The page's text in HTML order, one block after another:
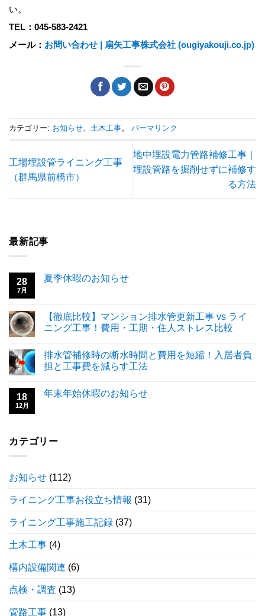
い。
TEL：045-583-2421
メール： お問い合わせ | 扇矢工事株式会社 (ougiyakouji.co.jp)
カテゴリー: お知らせ、 土木工事。 パーマリンク
工場埋設管ライニング工事
（群馬県前橋市）
地中埋設電力管路補修工事｜
埋設管路を掘削せずに補修す
る方法
最新記事
28
7月
夏季休暇のお知らせ
【徹底比較】マンション排水管更新工事 vs ライ
ニング工事！費用・工期・住人ストレス比較
排水管補修時の断水時間と費用を短縮！入居者負
担と工事費を減らす工法
18
12月
年末年始休暇のお知らせ
カテゴリー
お知らせ (112)
ライニング工事お役立ち情報 (31)
ライニング工事施工記録 (37)
土木工事 (4)
構内設備関連 (6)
点検・調査 (13)
管路工事 (13)